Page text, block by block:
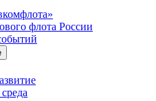
флота России